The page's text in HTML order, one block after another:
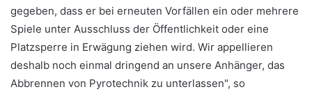
gegeben, dass er bei erneuten Vorfällen ein oder mehrere
Spiele unter Ausschluss der Öffentlichkeit oder eine
Platzsperre in Erwägung ziehen wird. Wir appellieren
deshalb noch einmal dringend an unsere Anhänger, das
Abbrennen von Pyrotechnik zu unterlassen", so